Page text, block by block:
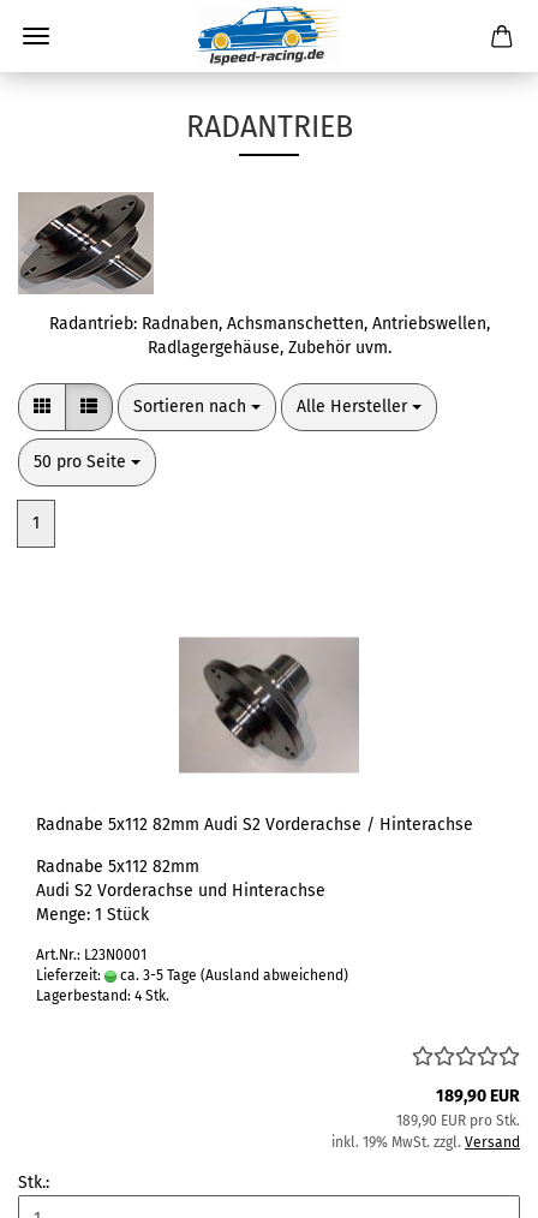
RADANTRIEB
Radantrieb: Radnaben, Achsmanschetten, Antriebswellen,
Radlagergehäuse, Zubehör uvm.
Sortieren nach
Sortieren nach Alle Hersteller
pro Seite
50 pro Seite
pro Seite
1
Radnabe 5x112 82mm Audi S2 Vorderachse / Hinterachse
Radnabe 5x112 82mm
Audi S2 Vorderachse und Hinterachse
Menge: 1 Stück
Art.Nr.: L23N0001
Lieferzeit:
ca. 3-5 Tage (Ausland abweichend)
Lagerbestand: 4 Stk.
189,90 EUR
189,90 EUR pro Stk.
inkl. 19% MwSt. zzgl. Versand
Stk.: